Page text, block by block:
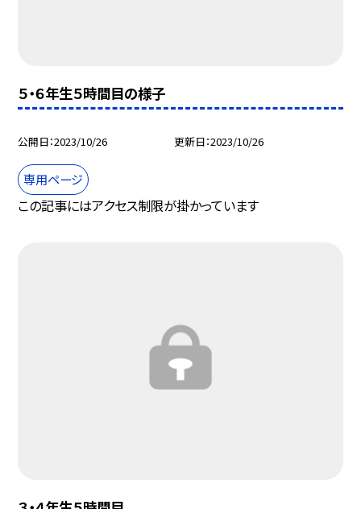
５・６年生５時間目の様子
公開日 2023/10/26 更新日 2023/10/26
専用ページ
この記事にはアクセス制限が掛かっています